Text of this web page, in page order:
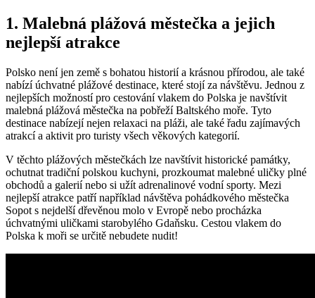
1. Malebná plážová městečka a jejich
nejlepší atrakce
Polsko není jen země s bohatou historií a krásnou přírodou, ale také
nabízí úchvatné plážové destinace, které stojí za návštěvu. Jednou z
nejlepších možností pro cestování vlakem do Polska je navštívit
malebná plážová městečka na pobřeží Baltského moře. Tyto
destinace nabízejí nejen relaxaci na pláži, ale také řadu zajímavých
atrakcí a aktivit pro turisty všech věkových kategorií.
V těchto plážových městečkách lze navštívit historické památky,
ochutnat tradiční polskou kuchyni, prozkoumat malebné uličky plné
obchodů a galerií nebo si užít adrenalinové vodní sporty. Mezi
nejlepší atrakce patří například návštěva pohádkového městečka
Sopot s nejdelší dřevěnou molo v Evropě nebo procházka
úchvatnými uličkami starobylého Gdaňsku. Cestou vlakem do
Polska k moři se určitě nebudete nudit!